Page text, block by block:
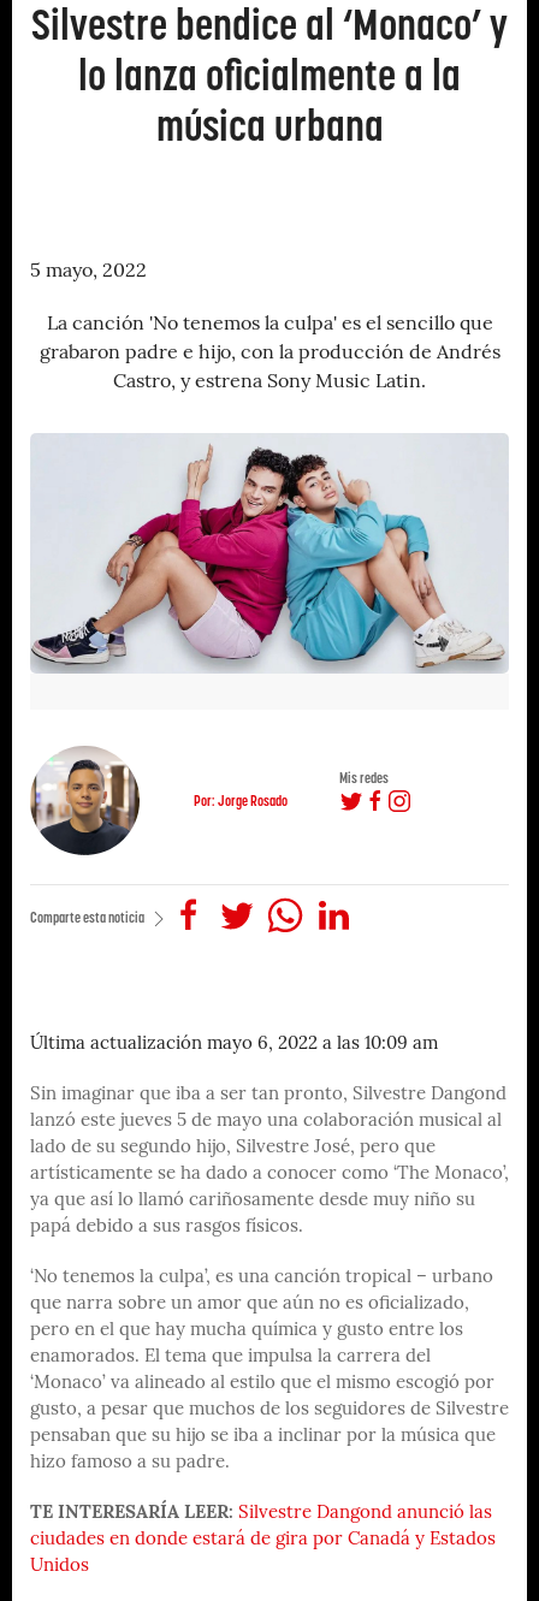
Silvestre bendice al ‘Monaco’ y
lo lanza oficialmente a la
música urbana
5 mayo, 2022
La canción 'No tenemos la culpa' es el sencillo que
grabaron padre e hijo, con la producción de Andrés
Castro, y estrena Sony Music Latin.
Por: Jorge Rosado
Mis redes
Comparte esta noticia
Última actualización mayo 6, 2022 a las 10:09 am
Sin imaginar que iba a ser tan pronto, Silvestre Dangond
lanzó este jueves 5 de mayo una colaboración musical al
lado de su segundo hijo, Silvestre José, pero que
artísticamente se ha dado a conocer como ‘The Monaco’,
ya que así lo llamó cariñosamente desde muy niño su
papá debido a sus rasgos físicos.
‘No tenemos la culpa’, es una canción tropical – urbano
que narra sobre un amor que aún no es oficializado,
pero en el que hay mucha química y gusto entre los
enamorados. El tema que impulsa la carrera del
‘Monaco’ va alineado al estilo que el mismo escogió por
gusto, a pesar que muchos de los seguidores de Silvestre
pensaban que su hijo se iba a inclinar por la música que
hizo famoso a su padre.
TE INTERESARÍA LEER: Silvestre Dangond anunció las
ciudades en donde estará de gira por Canadá y Estados
Unidos